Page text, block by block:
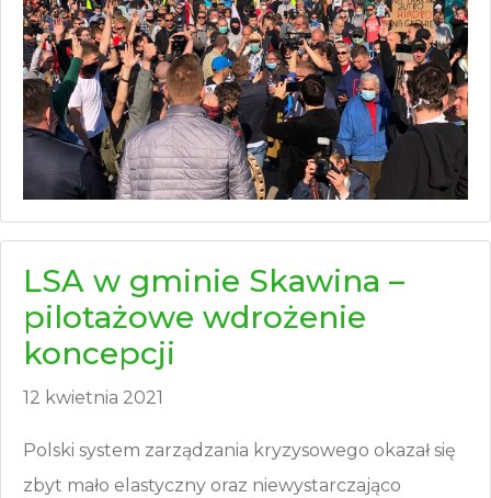
LSA w gminie Skawina –
pilotażowe wdrożenie
koncepcji
12 kwietnia 2021
Polski system zarządzania kryzysowego okazał się
zbyt mało elastyczny oraz niewystarczająco